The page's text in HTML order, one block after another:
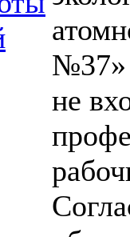
№37»
не